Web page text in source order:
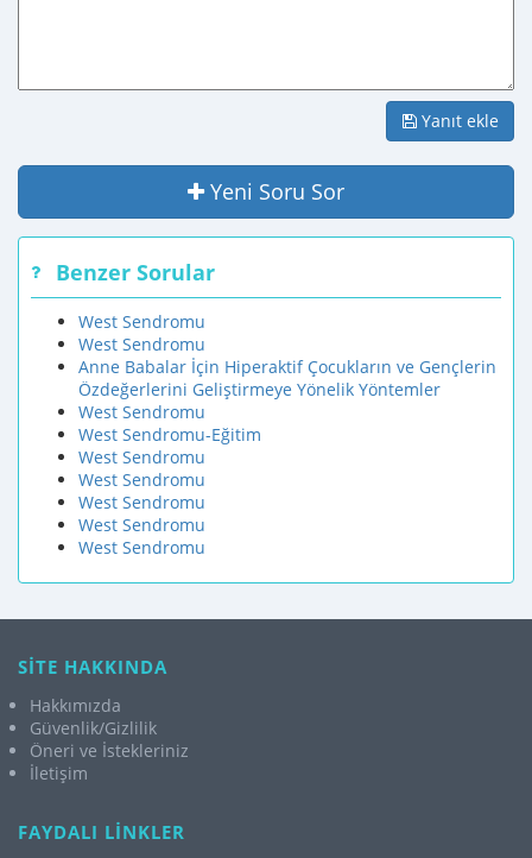
Yanıt ekle
Yeni Soru Sor
Benzer Sorular
West Sendromu
West Sendromu
Anne Babalar İçin Hiperaktif Çocukların ve Gençlerin
Özdeğerlerini Geliştirmeye Yönelik Yöntemler
West Sendromu
West Sendromu-Eğitim
West Sendromu
West Sendromu
West Sendromu
West Sendromu
West Sendromu
SİTE HAKKINDA
Hakkımızda
Güvenlik/Gizlilik
Öneri ve İstekleriniz
İletişim
FAYDALI LİNKLER